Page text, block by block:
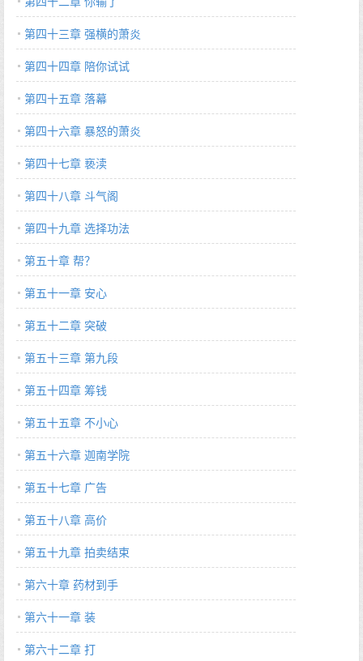
第四十三章 强横的萧炎
第四十四章 陪你试试
第四十五章 落幕
第四十六章 暴怒的萧炎
第四十七章 亵渎
第四十八章 斗气阁
第四十九章 选择功法
第五十章 帮？
第五十一章 安心
第五十二章 突破
第五十三章 第九段
第五十四章 筹钱
第五十五章 不小心
第五十六章 迦南学院
第五十七章 广告
第五十八章 高价
第五十九章 拍卖结束
第六十章 药材到手
第六十一章 装
第六十二章 打